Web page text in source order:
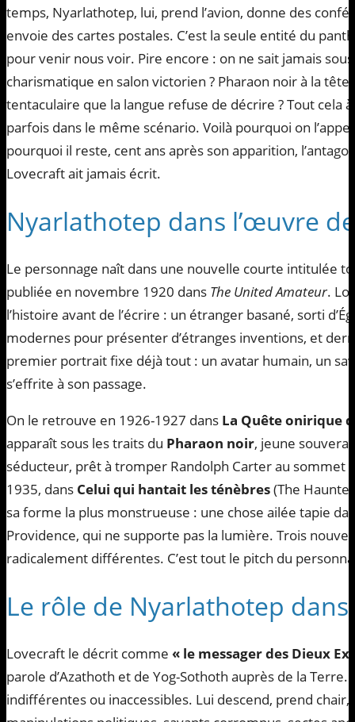
temps, Nyarlathotep, lui, prend l’avion, donne des
envoie des cartes postales. C’est la seule entité du
pour venir nous voir. Pire encore : on ne sait jamais
charismatique en salon victorien ? Pharaon noir à la
tentaculaire que la langue refuse de décrire ? Tout cela à
parfois dans le même scénario. Voilà pourquoi on
pourquoi il reste, cent ans après son apparition,
Lovecraft ait jamais écrit.
Nyarlathotep dans l’œuvre
Le personnage naît dans une nouvelle courte intitulée
publiée en novembre 1920 dans The United Amateur.
l’histoire avant de l’écrire : un étranger basané, sorti
modernes pour présenter d’étranges inventions, et
premier portrait fixe déjà tout : un avatar humain, un
s’effrite à son passage.
On le retrouve en 1926-1927 dans La Quête onirique
apparaît sous les traits du Pharaon noir, jeune
séducteur, prêt à tromper Randolph Carter au sommet
1935, dans Celui qui hantait les ténèbres(The
sa forme la plus monstrueuse : une chose ailée tapie
Providence, qui ne supporte pas la lumière. Trois
radicalement différentes. C’est tout le pitch du
Le rôle de Nyarlathotep
Lovecraft le décrit comme « le messager des Dieux
parole d’Azathoth et de Yog-Sothoth auprès de la
indifférentes ou inaccessibles. Lui descend, prend